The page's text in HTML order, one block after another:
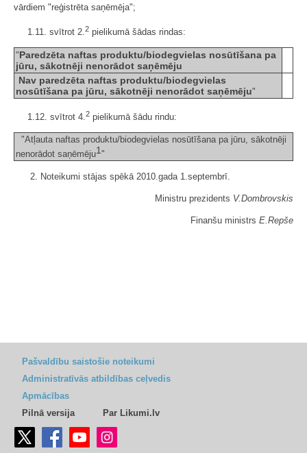
vārdiem "reģistrēta saņēmēja";
1.11. svītrot 2. 2 pielikumā šādas rindas:
"Paredzēta naftas produktu/biodegvielas nosūtīšana pa
jūru, sākotnēji nenorādot saņēmēju
Nav paredzēta naftas produktu/biodegvielas
nosūtīšana pa jūru, sākotnēji nenorādot saņēmēju"
1.12. svītrot 4.2 pielikumā šādu rindu:
"Atļauta naftas produktu/biodegvielas nosūtīšana pa jūru, sākotnēji
nenorādot saņēmēju1"
2. Noteikumi stājas spēkā 2010.gada 1.septembrī.
Ministru prezidents V.Dombrovskis
Finanšu ministrs E.Repše
Pašvaldību saistošie noteikumi
Administratīvās atbildības ceļvedis
Apmācības
Pilnā versija
Par Likumi.lv